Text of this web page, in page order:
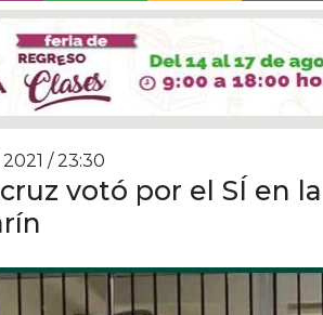
2021 / 23:30
votó por el SÍ en